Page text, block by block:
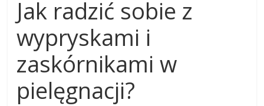
Jak radzić sobie z
wypryskami i
zaskórnikami w
pielęgnacji?